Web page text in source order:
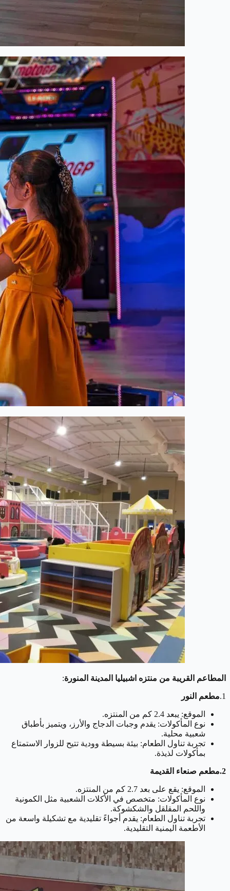
المطاعم القريبة من منتزه اشبيليا المدينة المنورة:
1. مطعم النور
الموقع: يبعد 2.4 كم من المنتزه.
نوع المأكولات: يقدم وجبات الدجاج والأرز، ويتميز بأطباق
شعبية محلية.
تجربة تناول الطعام: بيئة بسيطة وودية تتيح للزوار الاستمتاع
بمأكولات لذيذة.
2.مطعم صنعاء القديمة
الموقع: يقع على بعد 2.7 كم من المنتزه.
نوع المأكولات: متخصص في الأكلات الشعبية مثل الكمونية
واللحم المقلقل والشكشوكة.
تجربة تناول الطعام: يقدم أجواءً تقليدية مع تشكيلة واسعة من
الأطعمة اليمنية التقليدية.